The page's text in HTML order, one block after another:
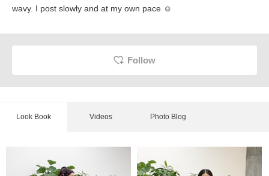
wavy. I post slowly and at my own pace ☺︎
Follow
Look Book Videos Photo Blog